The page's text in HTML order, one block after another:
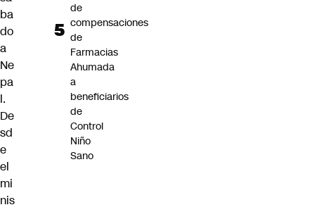
ba
do
a
Ne
pa
l.
De
sd
e
el
mi
nis
de
compensaciones
de
Farmacias
Ahumada
a
beneficiarios
de
Control
Niño
Sano